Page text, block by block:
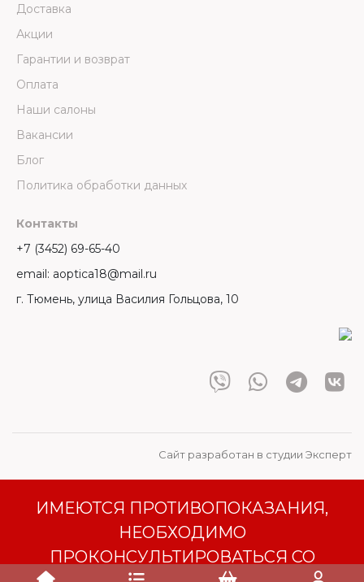
Доставка
Акции
Гарантии и возврат
Оплата
Наши салоны
Вакансии
Блог
Политика обработки данных
Контакты
+7 (3452) 69-65-40
email: aoptica18@mail.ru
г. Тюмень, улица Василия Гольцова, 10
Сайт разработан в студии Эксперт
ИМЕЮТСЯ ПРОТИВОПОКАЗАНИЯ,
НЕОБХОДИМО
ПРОКОНСУЛЬТИРОВАТЬСЯ СО